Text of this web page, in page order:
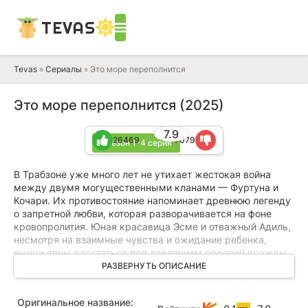
TEVAS
Tevas » Сериалы » Это море переполнится
Это море переполнится (2025)
1 сезон 1-4 серия
7.9
26469 7079
В Трабзоне уже много лет не утихает жестокая война
между двумя могущественными кланами — Фуртуна и
Кочари. Их противостояние напоминает древнюю легенду
о запретной любви, которая разворачивается на фоне
кровопролития. Юная красавица Эсме и отважный Адиль,
несмотря на взаимные чувства и ожидание ребенка,
вынуждены расстаться под давлением родовой вражды.
Эта драма становится началом долгой разлуки,
предрешая трагические события на долгие годы вперед.
Проходят годы, и возмужавший Адиль решает навсегда
РАЗВЕРНУТЬ ОПИСАНИЕ
Оригинальное название: